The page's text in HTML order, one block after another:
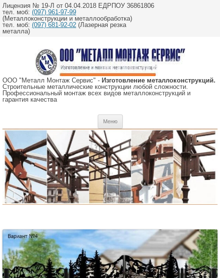
Лицензия № 19-Л от 04.04.2018 ЕДРПОУ 36861806
тел. моб: (097) 961-97-99
(Металлоконструкции и металлообработка)
тел. моб: (097) 681-92-02 (Лазерная резка
металла)
ООО "Металл Монтаж Сервис" - Изготовление металлоконструкций.
Строительные металлические конструкции любой сложности.
Профессиональный монтаж всех видов металлоконструкций и
гарантия качества
Меню
содержимому